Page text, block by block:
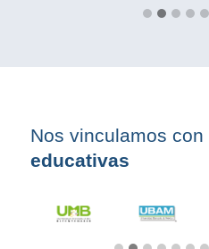
Nos vinculamos con
educativas